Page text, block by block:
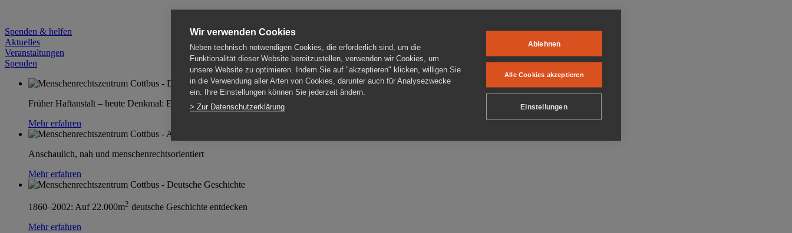
Spenden & helfen
Aktuelles
Veranstaltungen
Spenden
Früher Haftanstalt – heute Denkmal: Einen Ort im Wandel erleben
Mehr erfahren
Anschaulich, nah und menschenrechtsorientiert
Mehr erfahren
1860–2002: Auf 22.000m2 deutsche Geschichte entdecken
Mehr erfahren
Wir verwenden Cookies
Neben technisch notwendigen Cookies, die erforderlich sind, um die
Funktionalität dieser Website bereitzustellen, verwenden wir Cookies, um
unsere Website zu optimieren. Indem Sie auf "akzeptieren" klicken, willigen Sie
in die Verwendung aller Arten von Cookies, darunter auch für Analysezwecke
ein. Ihre Einstellungen können Sie jederzeit ändern.
> Zur Datenschutzerklärung
Ablehnen
Alle Cookies akzeptieren
Einstellungen